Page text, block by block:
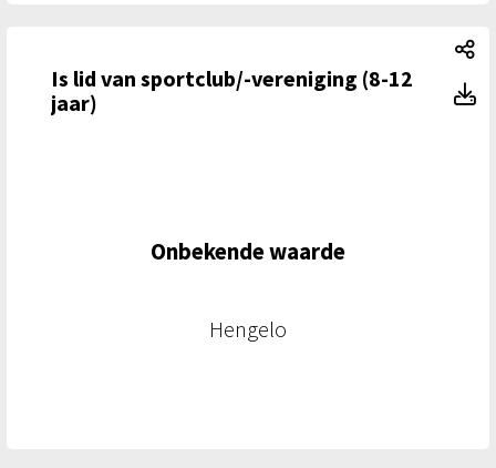
Is lid van sportclub/-vereniging (8-12
jaar)
Hengelo
Onbekende waarde
Is